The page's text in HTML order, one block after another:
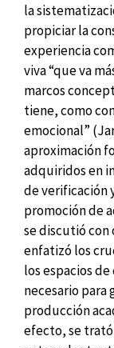
la
propiciar la
experiencia
viva “que va
marcos
tiene, como
emocional”
aproximación
adquiridos en
de verificación
promoción de
se discutió con
enfatizó los
los espacios
necesario para
producción
efecto, se trató